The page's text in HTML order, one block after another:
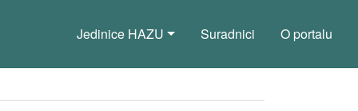
Jedinice HAZU Suradnici O portalu